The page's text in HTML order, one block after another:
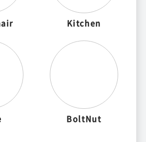
Kitchen
BoltNut